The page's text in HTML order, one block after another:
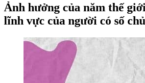
Ảnh hưởng của năm thế
lĩnh vực của người có số